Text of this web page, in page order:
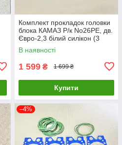
Комплект прокладок головки
блока КАМАЗ Р/к No26РЕ, дв.
Євро-2,3 білий силікон (3
найм 48 шт) 740.1003040-
26РЕ
В наявності
1 599 ₴ 1 699 ₴
Купити
–4%